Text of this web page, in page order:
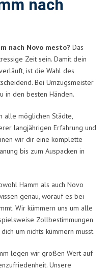
nach
nach Novo mesto? Das
Zeit sein. Damit dein
ist die Wahl des
Bei Umzugsmeister
in den besten Händen.
alle möglichen Städte,
langjährigen Erfahrung und
wir dir eine komplette
bis zum Auspacken in
Hamm als auch Novo
genau, worauf es bei
Wir kümmern uns um alle
Zollbestimmungen
um nichts kümmern musst.
legen wir großen Wert auf
Unsere